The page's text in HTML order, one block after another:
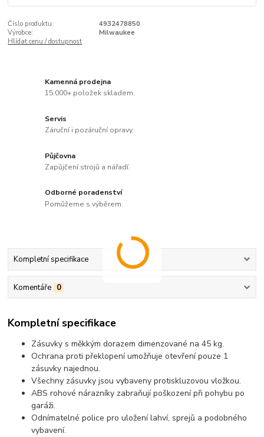
Číslo produktu:
4932478850
Výrobce:
Milwaukee
Hlídat cenu / dostupnost
Kamenná prodejna
15.000+ položek skladem.
Servis
Záruční i pozáruční opravy.
Půjčovna
Zapůjčení strojů a nářadí.
Odborné poradenství
Pomůžeme s výběrem.
Kompletní specifikace
Komentáře 0
Kompletní specifikace
Zásuvky s měkkým dorazem dimenzované na 45 kg.
Ochrana proti překlopení umožňuje otevření pouze 1
zásuvky najednou.
Všechny zásuvky jsou vybaveny protiskluzovou vložkou.
ABS rohové nárazníky zabraňují poškození při pohybu po
garáži.
Odnímatelné police pro uložení lahví, sprejů a podobného
vybavení.